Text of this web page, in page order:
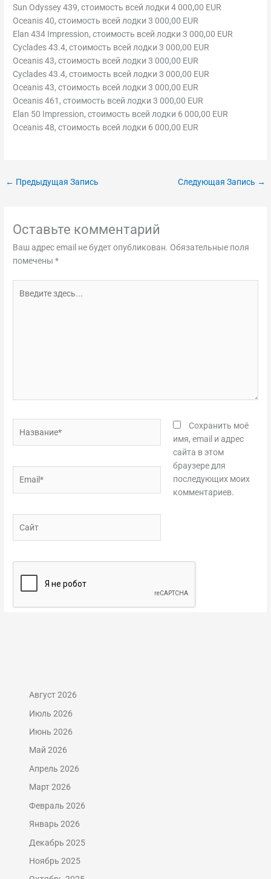
Sun Odyssey 439, стоимость всей лодки 4 000,00 EUR
Oceanis 40, стоимость всей лодки 3 000,00 EUR
Elan 434 Impression, стоимость всей лодки 3 000,00 EUR
Cyclades 43.4, стоимость всей лодки 3 000,00 EUR
Oceanis 43, стоимость всей лодки 3 000,00 EUR
Cyclades 43.4, стоимость всей лодки 3 000,00 EUR
Oceanis 43, стоимость всей лодки 3 000,00 EUR
Oceanis 461, стоимость всей лодки 3 000,00 EUR
Elan 50 Impression, стоимость всей лодки 6 000,00 EUR
Oceanis 48, стоимость всей лодки 6 000,00 EUR
← Предыдущая Запись Следующая Запись →
Оставьте комментарий
Ваш адрес email не будет опубликован. Обязательные поля
помечены*
здесь...
Сохранить моё
имя, email и адрес
сайта в этом
браузере для
последующих моих
комментариев.
Август 2026
Июль 2026
Июнь 2026
Май 2026
Апрель 2026
Март 2026
Февраль 2026
Январь 2026
Декабрь 2025
Ноябрь 2025